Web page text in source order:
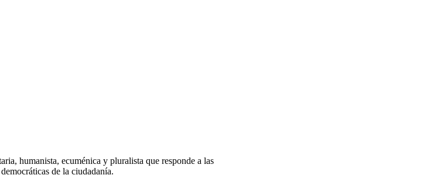
humanista, ecuménica y pluralista que responde a las
de la ciudadanía.